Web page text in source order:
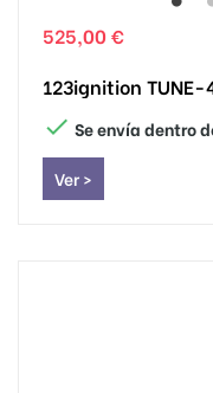
525,00 €
123ignition
 Se envía dentro
Ver >